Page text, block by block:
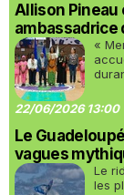
Allison
ambassadrice
«
22/06/2026 13:00
Le
vagues
Le
les